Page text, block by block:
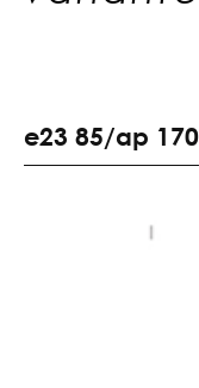
e23 85/ap 170